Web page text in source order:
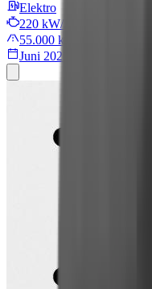
Elektro
220 kW/299 PS
55.000 km
Juni 2022